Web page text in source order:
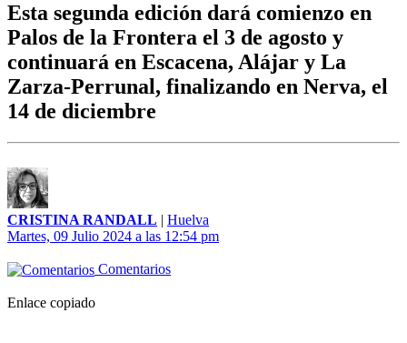
Esta segunda edición dará comienzo en
Palos de la Frontera el 3 de agosto y
continuará en Escacena, Alájar y La
Zarza-Perrunal, finalizando en Nerva, el
14 de diciembre
CRISTINA RANDALL | Huelva
Martes, 09 Julio 2024 a las 12:54 pm
Comentarios
Enlace copiado